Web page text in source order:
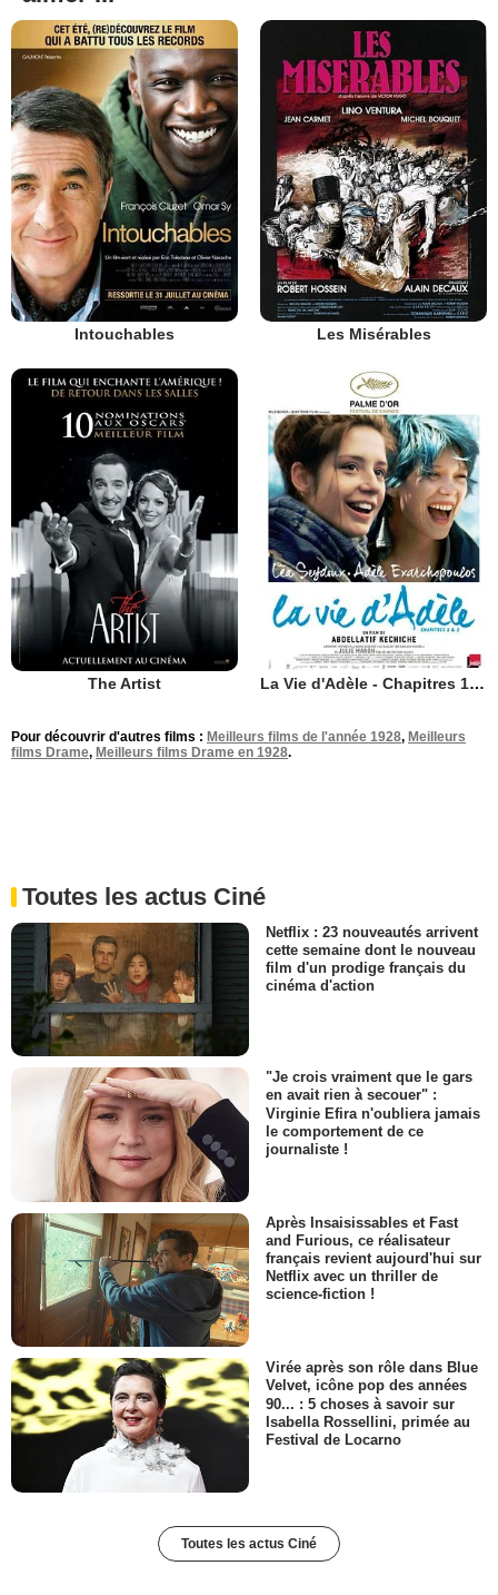
Intouchables Les Misérables
The Artist La Vie d'Adèle - Chapitres 1 et 2
Pour découvrir d'autres films : Meilleurs films de l'année 1928, Meilleurs
films Drame, Meilleurs films Drame en 1928.
Toutes les actus Ciné
Netflix : 23 nouveautés arrivent
cette semaine dont le nouveau
film d'un prodige français du
cinéma d'action
"Je crois vraiment que le gars
en avait rien à secouer" :
Virginie Efira n'oubliera jamais
le comportement de ce
journaliste !
Après Insaisissables et Fast
and Furious, ce réalisateur
français revient aujourd'hui sur
Netflix avec un thriller de
science-fiction !
Virée après son rôle dans Blue
Velvet, icône pop des années
90... : 5 choses à savoir sur
Isabella Rossellini, primée au
Festival de Locarno
Toutes les actus Ciné